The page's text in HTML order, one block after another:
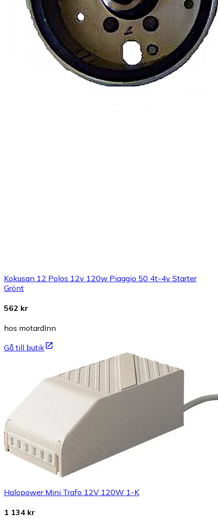
Kokusan 12 Polos 12v 120w Piaggio 50 4t-4v Starter
Grönt
562 kr
hos motardInn
Gå till butik
Halopower Mini Trafo 12V 120W 1-K
1 134 kr